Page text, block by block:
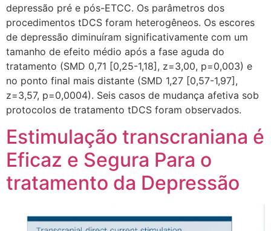
depressão pré e pós-ETCC. Os parâmetros dos
procedimentos tDCS foram heterogêneos. Os escores
de depressão diminuíram significativamente com um
tamanho de efeito médio após a fase aguda do
tratamento (SMD 0,71 [0,25-1,18], z=3,00, p=0,003) e
no ponto final mais distante (SMD 1,27 [0,57-1,97],
z=3,57, p=0,0004). Seis casos de mudança afetiva sob
protocolos de tratamento tDCS foram observados.
Estimulação transcraniana é
Eficaz e Segura Para o
tratamento da Depressão